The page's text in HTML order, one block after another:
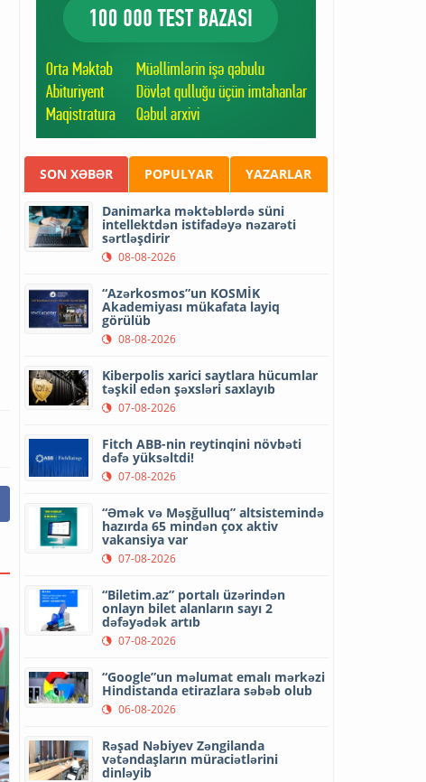
SON XƏBƏR POPULYAR YAZARLAR
Danimarka məktəblərdə süni
intellektdən istifadəyə nəzarəti
sərtləşdirir
08-08-2026
“Azərkosmos”un KOSMİK
Akademiyası mükafata layiq
görülüb
08-08-2026
Kiberpolis xarici saytlara hücumlar
təşkil edən şəxsləri saxlayıb
07-08-2026
Fitch ABB-nin reytinqini növbəti
dəfə yüksəltdi!
07-08-2026
“Əmək və Məşğulluq” altsistemində
hazırda 65 mindən çox aktiv
vakansiya var
07-08-2026
“Biletim.az” portalı üzərindən
onlayn bilet alanların sayı 2
dəfəyədək artıb
07-08-2026
“Google”un məlumat emalı mərkəzi
Hindistanda etirazlara səbəb olub
06-08-2026
Rəşad Nəbiyev Zəngilanda
vətəndaşların müraciətlərini
dinləyib